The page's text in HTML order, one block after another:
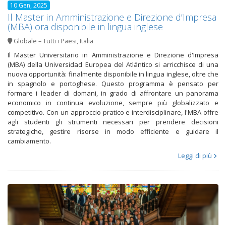
10 Gen, 2025
Il Master in Amministrazione e Direzione d’Impresa
(MBA) ora disponibile in lingua inglese
Globale – Tutti i Paesi, Italia
Il Master Universitario in Amministrazione e Direzione d'Impresa
(MBA) della Universidad Europea del Atlántico si arricchisce di una
nuova opportunità: finalmente disponibile in lingua inglese, oltre che
in spagnolo e portoghese. Questo programma è pensato per
formare i leader di domani, in grado di affrontare un panorama
economico in continua evoluzione, sempre più globalizzato e
competitivo. Con un approccio pratico e interdisciplinare, l'MBA offre
agli studenti gli strumenti necessari per prendere decisioni
strategiche, gestire risorse in modo efficiente e guidare il
cambiamento.
Leggi di più